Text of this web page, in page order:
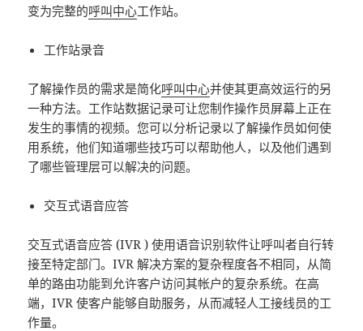
变为完整的呼叫中心工作站。
工作站录音
了解操作员的需求是简化呼叫中心并使其更高效运行的另
一种方法。工作站数据记录可让您制作操作员屏幕上正在
发生的事情的视频。您可以分析记录以了解操作员如何使
用系统，他们知道哪些技巧可以帮助他人，以及他们遇到
了哪些管理层可以解决的问题。
交互式语音应答
交互式语音应答 (IVR ) 使用语音识别软件让呼叫者自行转
接至特定部门。IVR 解决方案的复杂程度各不相同，从简
单的路由功能到允许客户访问其帐户的复杂系统。在高
端，IVR 使客户能够自助服务，从而减轻人工接线员的工
作量。